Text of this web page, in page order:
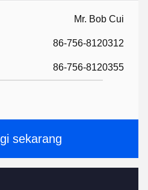
Mr. Bob Cui
86-756-8120312
86-756-8120355
sekarang